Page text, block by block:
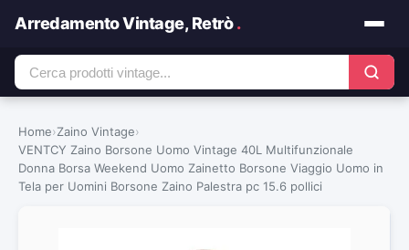
Arredamento Vintage, Retrò.
Home›Zaino Vintage›
VENTCY Zaino Borsone Uomo Vintage 40L Multifunzionale
Donna Borsa Weekend Uomo Zainetto Borsone Viaggio Uomo in
Tela per Uomini Borsone Zaino Palestra pc 15.6 pollici